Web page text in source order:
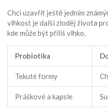
Chci uzavřít ještě jedním
vlhkost je další zloděj života
kde může být příliš vlhko.
Probiotika
Tekuté formy
Práškové a kapsle